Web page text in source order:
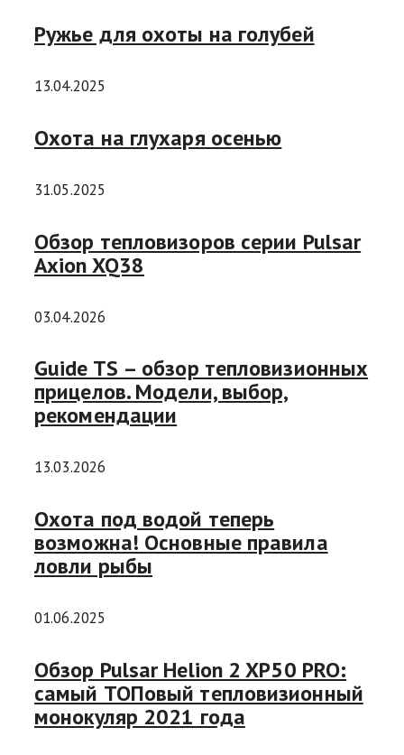
Ружье для охоты на голубей
13.04.2025
Охота на глухаря осенью
31.05.2025
Обзор тепловизоров серии Pulsar
Axion XQ38
03.04.2026
Guide TS – обзор тепловизионных
прицелов. Модели, выбор,
рекомендации
13.03.2026
Охота под водой теперь
возможна! Основные правила
ловли рыбы
01.06.2025
Обзор Pulsar Helion 2 XP50 PRO:
самый ТОПовый тепловизионный
монокуляр 2021 года